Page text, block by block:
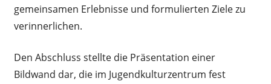
gemeinsamen Erlebnisse und formulierten Ziele zu
verinnerlichen.
Den Abschluss stellte die Präsentation einer
Bildwand dar, die im Jugendkulturzentrum fest